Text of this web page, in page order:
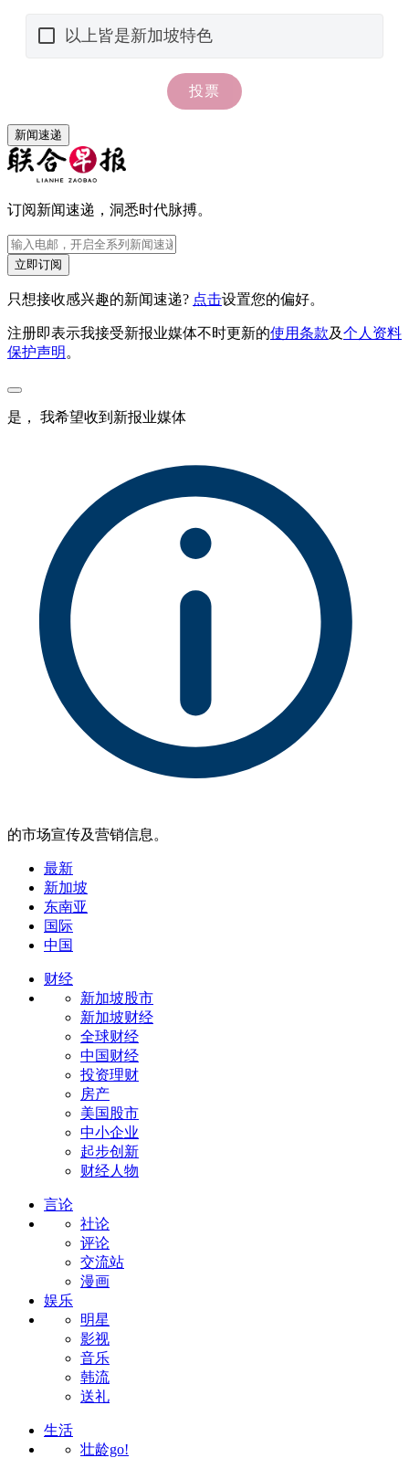
新闻速递
订阅新闻速递，洞悉时代脉搏。
立即订阅
只想接收感兴趣的新闻速递? 点击设置您的偏好。
注册即表示我接受新报业媒体不时更新的使用条款及个人资料
保护声明 。
是， 我希望收到新报业媒体
的市场宣传及营销信息。
最新
新加坡
东南亚
国际
中国
财经
新加坡股市
新加坡财经
全球财经
中国财经
投资理财
房产
美国股市
中小企业
起步创新
财经人物
言论
社论
评论
交流站
漫画
娱乐
明星
影视
音乐
韩流
送礼
生活
壮龄go!